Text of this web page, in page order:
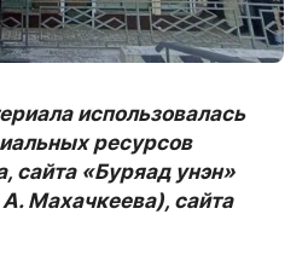
использовалась
ресурсов
сайта «Буряад унэн»
Махачкеева), сайта